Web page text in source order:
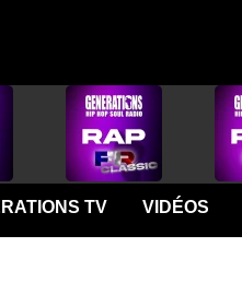
TV VIDÉOS